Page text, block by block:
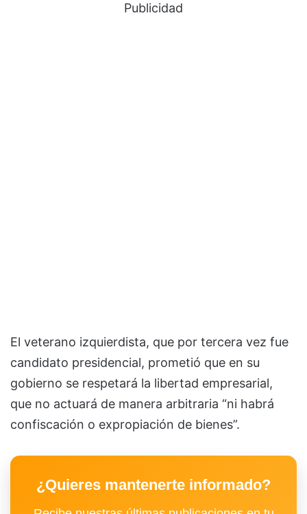
Publicidad
El veterano izquierdista, que por tercera vez fue
candidato presidencial, prometió que en su
gobierno se respetará la libertad empresarial,
que no actuará de manera arbitraria “ni habrá
confiscación o expropiación de bienes”.
¿Quieres mantenerte informado?